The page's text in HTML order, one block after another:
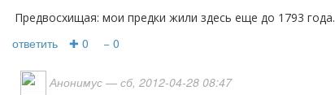
Предвосхищая: мои предки жили здесь еще до 1793 года.
ответить ✚ 0 − 0
Анонимус — сб, 2012-04-28 08:47